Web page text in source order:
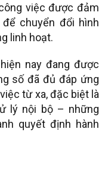
việc được đảm
chuyển đổi hình
linh hoạt.
nay đang được
số đã đủ đáp ứng
từ xa, đặc biệt là
lý nội bộ – những
quyết định hành